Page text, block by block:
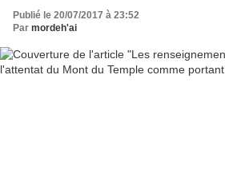
Publié le 20/07/2017 à 23:52
Par mordeh'ai